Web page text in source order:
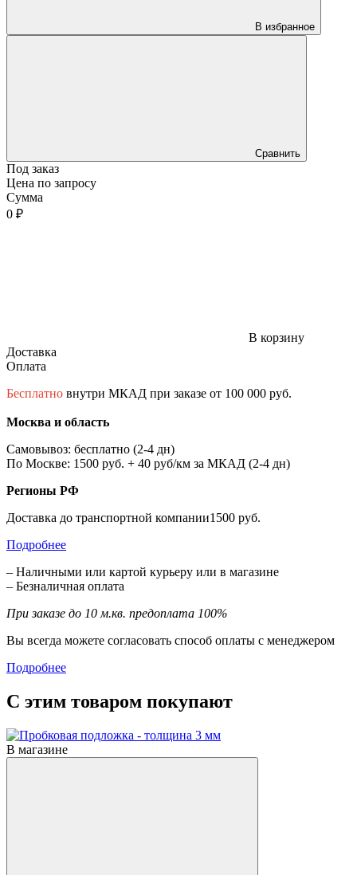
В избранное
Сравнить
Под заказ
Цена по запросу
Сумма
0 ₽
В корзину
Доставка
Оплата
Бесплатно внутри МКАД при заказе от 100 000 руб.
Москва и область
Самовывоз: бесплатно (2-4 дн)
По Москве: 1500 руб. + 40 руб/км за МКАД (2-4 дн)
Регионы РФ
Доставка до транспортной компании1500 руб.
Подробнее
– Наличными или картой курьеру или в магазине
– Безналичная оплата
При заказе до 10 м.кв. предоплата 100%
Вы всегда можете согласовать способ оплаты с менеджером
Подробнее
С этим товаром покупают
В магазине